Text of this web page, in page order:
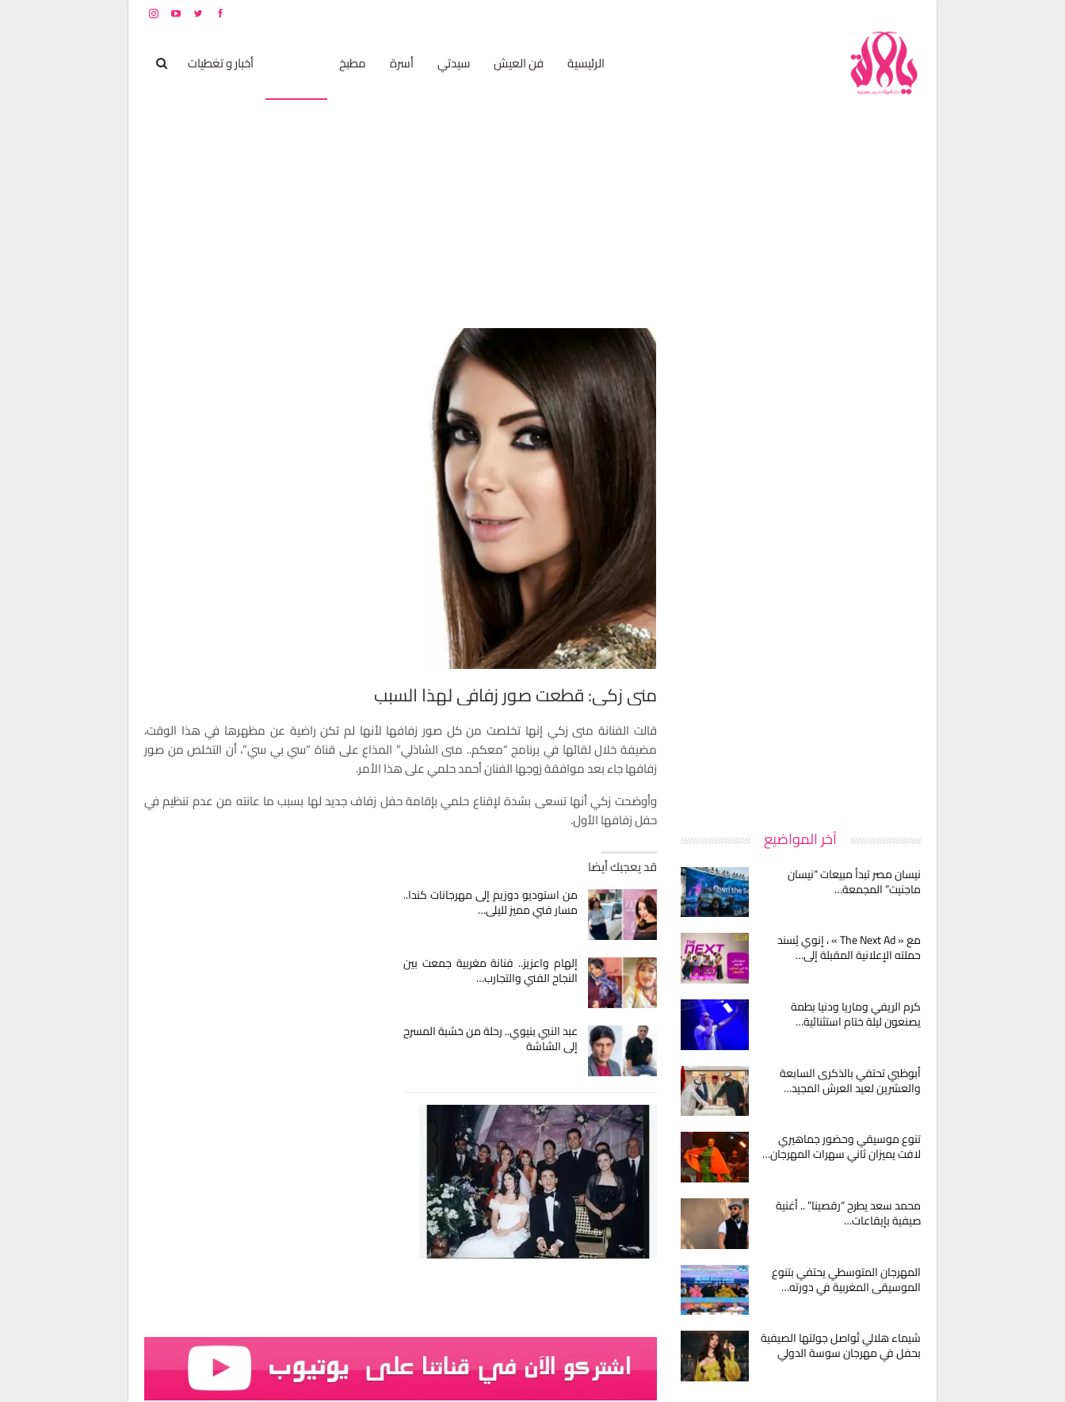
الرئيسية فن العيش سيدتي أسرة مطبخ أخبار و تغطيات
منى زكي: قطعت صور زفافي لهذا السبب
قالت الفنانة منى زكي إنها تخلصت من كل صور زفافها لأنها لم تكن راضية عن مظهرها في هذا الوقت،
مضيفة خلال لقائها في برنامج “معكم.. منى الشاذلي” المذاع على قناة “سي بي سي”، أن التخلص من صور
زفافها جاء بعد موافقة زوجها الفنان أحمد حلمي على هذا الأمر.
وأوضحت زكي أنها تسعى بشدة لإقناع حلمي بإقامة حفل زفاف جديد لها بسبب ما عانته من عدم تنظيم في
حفل زفافها الأول.
قد يعجبك أيضا
من استوديو دوزيم إلى مهرجانات كندا..
مسار فني مميز لليلى…
إلهام واعزيز.. فنانة مغربية جمعت بين
النجاح الفني والتجارب…
عبد النبي بنيوي.. رحلة من خشبة المسرح
إلى الشاشة
آخر المواضيع
نيسان مصر تبدأ مبيعات “نيسان
ماجنيت” المجمعة…
مع « The Next Ad » ، إنوي يُسند
حملته الإعلانية المقبلة إلى…
كرم الريفي وماريا ودنيا بطمة
يصنعون ليلة ختام استثنائية…
أبوظبي تحتفي بالذكرى السابعة
والعشرين لعيد العرش المجيد…
تنوع موسيقي وحضور جماهيري
لافت يميزان ثاني سهرات المهرجان…
محمد سعد يطرح “رقصينا” .. أغنية
صيفية بإيقاعات…
المهرجان المتوسطي يحتفي بتنوع
الموسيقى المغربية في دورته…
شيماء هلالي تُواصل جولتها الصيفية
بحفل في مهرجان سوسة الدولي